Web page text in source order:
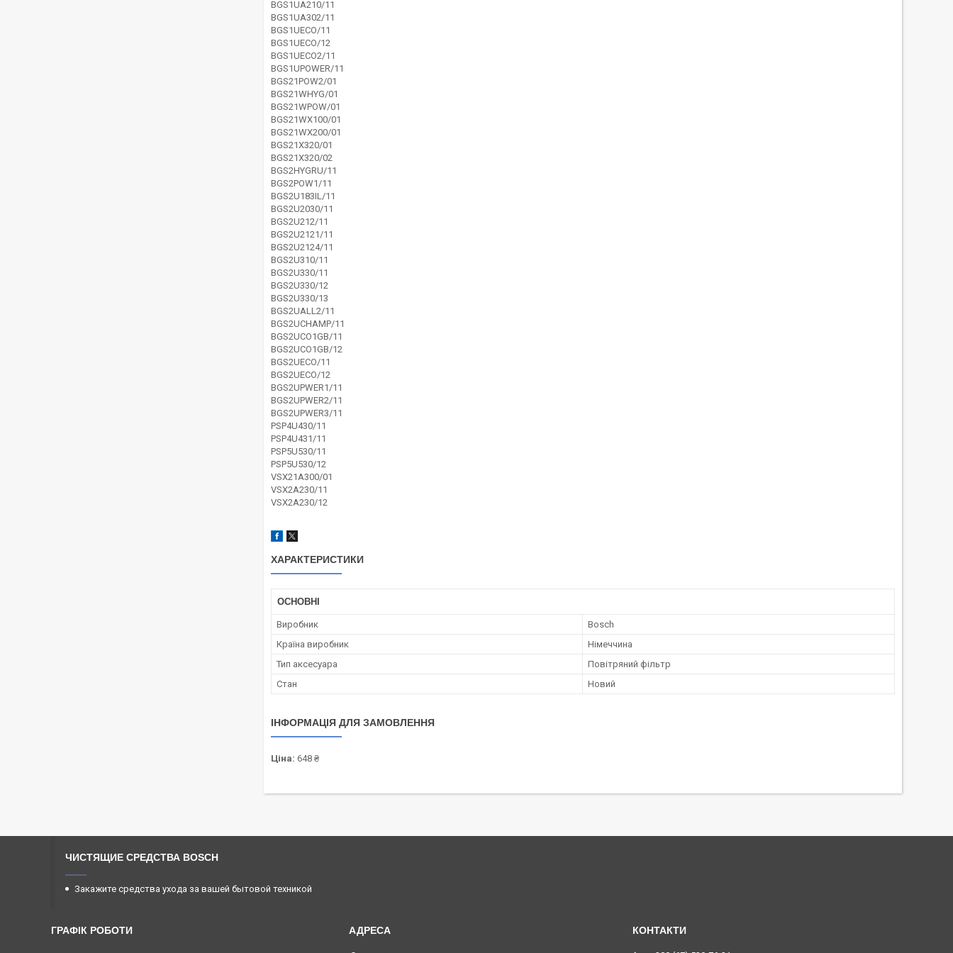
BGS1UA210/11
BGS1UA302/11
BGS1UECO/11
BGS1UECO/12
BGS1UECO2/11
BGS1UPOWER/11
BGS21POW2/01
BGS21WHYG/01
BGS21WPOW/01
BGS21WX100/01
BGS21WX200/01
BGS21X320/01
BGS21X320/02
BGS2HYGRU/11
BGS2POW1/11
BGS2U183IL/11
BGS2U2030/11
BGS2U212/11
BGS2U2121/11
BGS2U2124/11
BGS2U310/11
BGS2U330/11
BGS2U330/12
BGS2U330/13
BGS2UALL2/11
BGS2UCHAMP/11
BGS2UCO1GB/11
BGS2UCO1GB/12
BGS2UECO/11
BGS2UECO/12
BGS2UPWER1/11
BGS2UPWER2/11
BGS2UPWER3/11
PSP4U430/11
PSP4U431/11
PSP5U530/11
PSP5U530/12
VSX21A300/01
VSX2A230/11
VSX2A230/12
ХАРАКТЕРИСТИКИ
ОСНОВНІ
Виробник
Bosch
Країна виробник
Німеччина
Тип аксесуара
Повітряний фільтр
Стан
Новий
ІНФОРМАЦІЯ ДЛЯ ЗАМОВЛЕННЯ
Ціна: 648 ₴
ЧИСТЯЩИЕ СРЕДСТВА BOSCH
Закажите средства ухода за вашей бытовой техникой
ГРАФІК РОБОТИ